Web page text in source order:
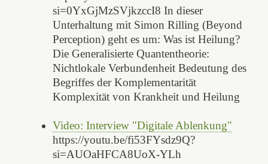
si=0YxGjMzSVjkzccI8 In dieser
Unterhaltung mit Simon Rilling (Beyond
Perception) geht es um: Was ist Heilung?
Die Generalisierte Quantentheorie:
Nichtlokale Verbundenheit Bedeutung des
Begriffes der Komplementarität
Komplexität von Krankheit und Heilung
Video: Interview "Digitale Ablenkung"
https://youtu.be/fi53FYsdz9Q?
si=AUOaHFCA8UoX-YLh